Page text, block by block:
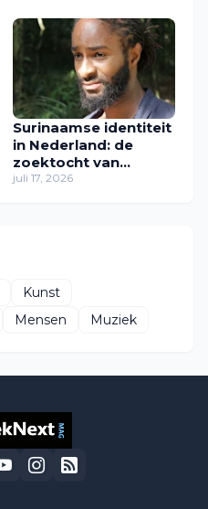
Surinaamse identiteit
in Nederland: de
zoektocht van
Zawdie Sandvliet
juli 17, 2026
Kunst
Mensen Muziek